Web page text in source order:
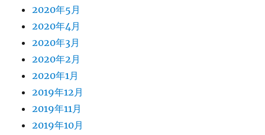
2020年5月
2020年4月
2020年3月
2020年2月
2020年1月
2019年12月
2019年11月
2019年10月